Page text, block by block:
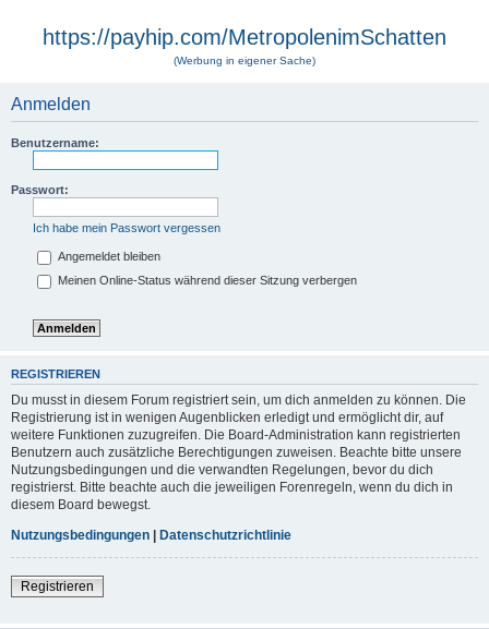
https://payhip.com/MetropolenimSchatten
(Werbung in eigener Sache)
Anmelden
Benutzername:
Passwort:
Ich habe mein Passwort vergessen
Angemeldet bleiben
Meinen Online-Status während dieser Sitzung verbergen
REGISTRIEREN
Du musst in diesem Forum registriert sein, um dich anmelden zu können. Die
Registrierung ist in wenigen Augenblicken erledigt und ermöglicht dir, auf
weitere Funktionen zuzugreifen. Die Board-Administration kann registrierten
Benutzern auch zusätzliche Berechtigungen zuweisen. Beachte bitte unsere
Nutzungsbedingungen und die verwandten Regelungen, bevor du dich
registrierst. Bitte beachte auch die jeweiligen Forenregeln, wenn du dich in
diesem Board bewegst.
Nutzungsbedingungen | Datenschutzrichtlinie
Registrieren